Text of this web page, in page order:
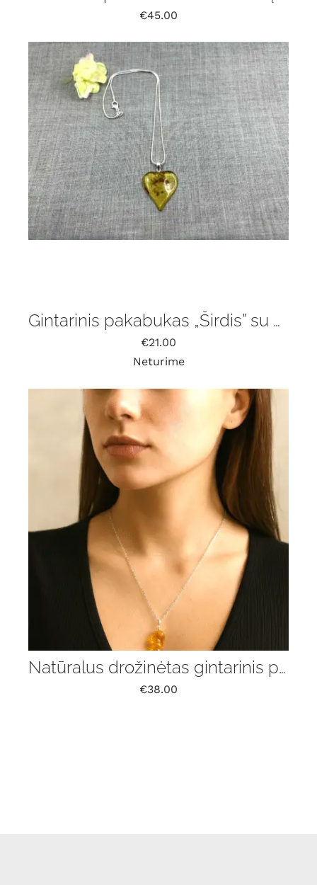
€45.00
Gintarinis pakabukas „Širdis” su grandinėle
€21.00
Neturime
Natūralus drožinėtas gintarinis pakabukas „Liepsna” su grandinėle
€38.00